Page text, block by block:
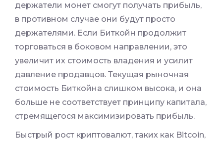
держатели монет смогут получать прибыль,
в противном случае они будут просто
держателями. Если Биткойн продолжит
торговаться в боковом направлении, это
увеличит их стоимость владения и усилит
давление продавцов. Текущая рыночная
стоимость Биткойна слишком высока, и она
больше не соответствует принципу капитала,
стремящегося максимизировать прибыль.
Быстрый рост криптовалют, таких как Bitcoin,